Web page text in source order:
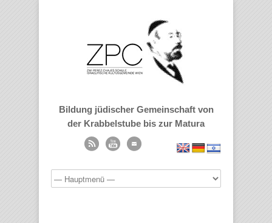
Bildung jüdischer Gemeinschaft von
der Krabbelstube bis zur Matura